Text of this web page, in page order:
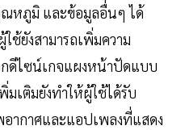
ณหภูมิ และข้อมูลอื่นๆ ได้
ช้ยังสามารถเพิ่มความ
กดีไซน์เกจแผงหน้าปัดแบบ
มเติมยังทำให้ผู้ใช้ได้รับ
ากาศและแอปเพลงที่แสดง